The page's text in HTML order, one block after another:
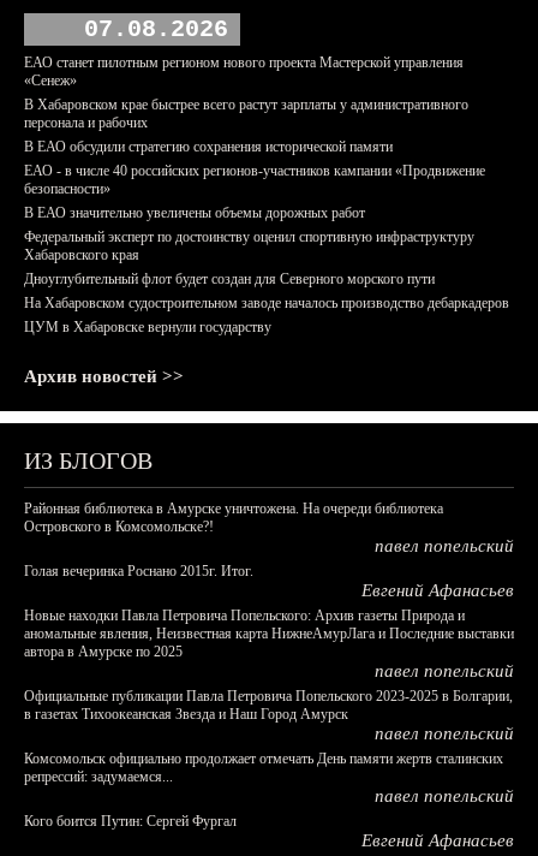
07.08.2026
ЕАО станет пилотным регионом нового проекта Мастерской управления
«Сенеж»
В Хабаровском крае быстрее всего растут зарплаты у административного
персонала и рабочих
В ЕАО обсудили стратегию сохранения исторической памяти
ЕАО - в числе 40 российских регионов-участников кампании «Продвижение
безопасности»
В ЕАО значительно увеличены объемы дорожных работ
Федеральный эксперт по достоинству оценил спортивную инфраструктуру
Хабаровского края
Дноуглубительный флот будет создан для Северного морского пути
На Хабаровском судостроительном заводе началось производство дебаркадеров
ЦУМ в Хабаровске вернули государству
Архив новостей >>
ИЗ БЛОГОВ
Районная библиотека в Амурске уничтожена. На очереди библиотека
Островского в Комсомольске?!
павел попельский
Голая вечеринка Роснано 2015г. Итог.
Евгений Афанасьев
Новые находки Павла Петровича Попельского: Архив газеты Природа и
аномальные явления, Неизвестная карта НижнеАмурЛага и Последние выставки
автора в Амурске по 2025
павел попельский
Официальные публикации Павла Петровича Попельского 2023-2025 в Болгарии,
в газетах Тихоокеанская Звезда и Наш Город Амурск
павел попельский
Комсомольск официально продолжает отмечать День памяти жертв сталинских
репрессий: задумаемся...
павел попельский
Кого боится Путин: Сергей Фургал
Евгений Афанасьев